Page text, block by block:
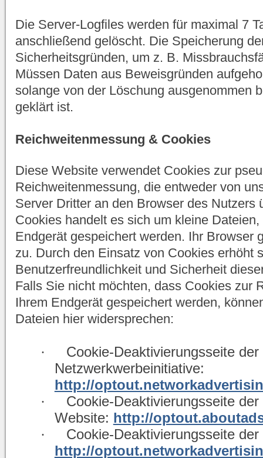
Die Server-Logfiles werden für maximal 7
anschließend gelöscht. Die Speicherung
Sicherheitsgründen, um z. B.
Müssen Daten aus Beweisgründen
solange von der Löschung ausgenommen
geklärt ist.
Reichweitenmessung & Cookies
Diese Website verwendet Cookies zur
Reichweitenmessung, die entweder von
Server Dritter an den Browser des Nutzers
Cookies handelt es sich um kleine
Endgerät gespeichert werden. Ihr Browser
zu. Durch den Einsatz von Cookies erhöht
Benutzerfreundlichkeit und Sicherheit
Falls Sie nicht möchten, dass Cookies zur
Ihrem Endgerät gespeichert werden,
Dateien hier widersprechen:
·
Cookie-Deaktivierungsseite der
Netzwerkwerbeinitiative:
http://
·
Cookie-Deaktivierungsseite
Website: http://
·
Cookie-Deaktivierungsseite
http://